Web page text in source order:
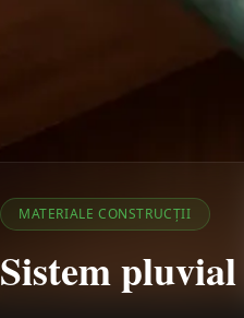
MATERIALE CONSTRUCȚII
Sistem